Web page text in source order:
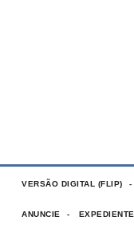
VERSÃO DIGITAL (FLIP)
ANUNCIE EXPEDIENTE